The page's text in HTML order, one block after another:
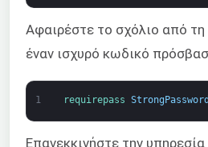
Αφαιρέστε το σχόλιο από τη
έναν ισχυρό κωδικό
1 requirepass StrongPassword
Επανεκκινήστε την